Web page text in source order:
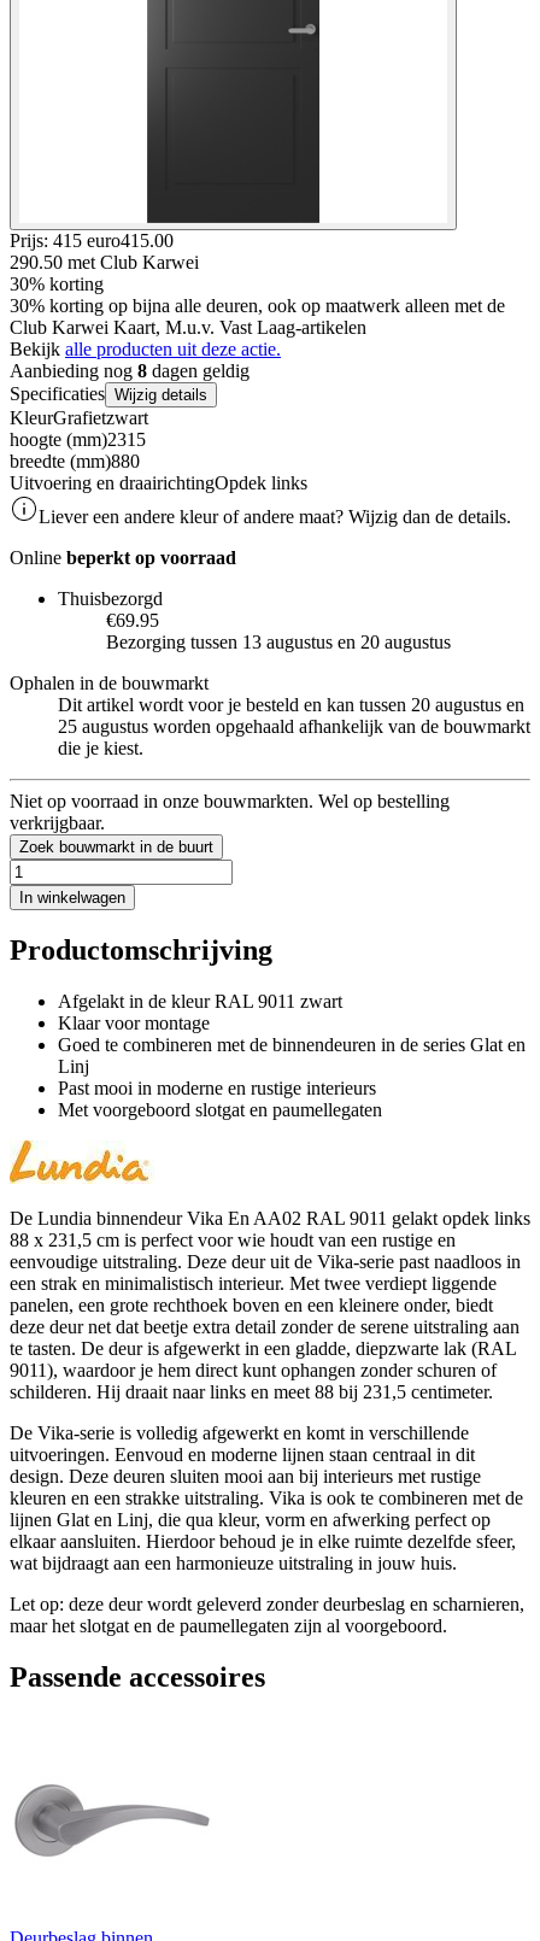
Prijs: 415 euro415.00
290.50 met Club Karwei
30% korting
30% korting op bijna alle deuren, ook op maatwerk alleen met de
Club Karwei Kaart, M.u.v. Vast Laag-artikelen
Bekijk alle producten uit deze actie.
Aanbieding nog 8 dagen geldig
Specificaties Wijzig details
KleurGrafietzwart
hoogte (mm)2315
breedte (mm)880
Uitvoering en draairichtingOpdek links
Liever een andere kleur of andere maat? Wijzig dan de details.
Online beperkt op voorraad
Thuisbezorgd
€69.95
Bezorging tussen 13 augustus en 20 augustus
Ophalen in de bouwmarkt
Dit artikel wordt voor je besteld en kan tussen 20 augustus en
25 augustus worden opgehaald afhankelijk van de bouwmarkt
die je kiest.
Niet op voorraad in onze bouwmarkten. Wel op bestelling
verkrijgbaar.
Zoek bouwmarkt in de buurt
In winkelwagen
Productomschrijving
Afgelakt in de kleur RAL 9011 zwart
Klaar voor montage
Goed te combineren met de binnendeuren in de series Glat en
Linj
Past mooi in moderne en rustige interieurs
Met voorgeboord slotgat en paumellegaten
De Lundia binnendeur Vika En AA02 RAL 9011 gelakt opdek links
88 x 231,5 cm is perfect voor wie houdt van een rustige en
eenvoudige uitstraling. Deze deur uit de Vika-serie past naadloos in
een strak en minimalistisch interieur. Met twee verdiept liggende
panelen, een grote rechthoek boven en een kleinere onder, biedt
deze deur net dat beetje extra detail zonder de serene uitstraling aan
te tasten. De deur is afgewerkt in een gladde, diepzwarte lak (RAL
9011), waardoor je hem direct kunt ophangen zonder schuren of
schilderen. Hij draait naar links en meet 88 bij 231,5 centimeter.
De Vika-serie is volledig afgewerkt en komt in verschillende
uitvoeringen. Eenvoud en moderne lijnen staan centraal in dit
design. Deze deuren sluiten mooi aan bij interieurs met rustige
kleuren en een strakke uitstraling. Vika is ook te combineren met de
lijnen Glat en Linj, die qua kleur, vorm en afwerking perfect op
elkaar aansluiten. Hierdoor behoud je in elke ruimte dezelfde sfeer,
wat bijdraagt aan een harmonieuze uitstraling in jouw huis.
Let op: deze deur wordt geleverd zonder deurbeslag en scharnieren,
maar het slotgat en de paumellegaten zijn al voorgeboord.
Passende accessoires